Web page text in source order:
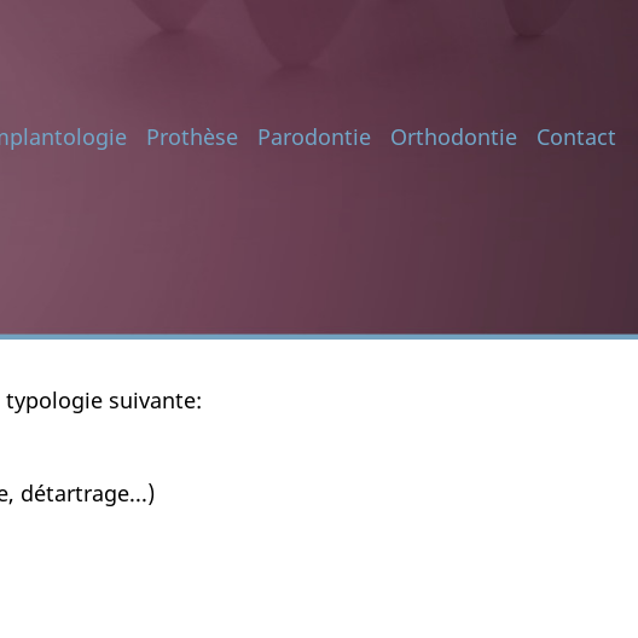
Prothèse Parodontie Orthodontie Contact
suivante:
détartrage...)